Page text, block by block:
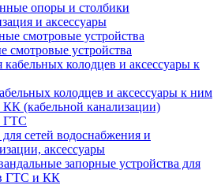
опоры и столбики
и аксессуары
смотровые устройства
колодцев и аксессуары к ним
(кабельной канализации)
ГТС
сетей водоснабжения и
аксессуары
запорные устройства для
ГТС и КК